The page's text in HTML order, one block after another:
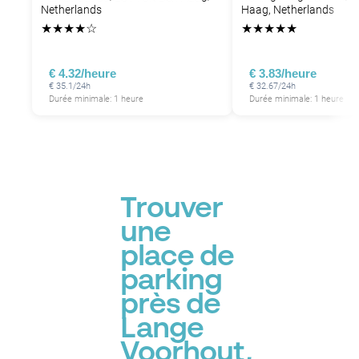
Netherlands
★★★★☆
€ 4.32/heure
€ 35.1/24h
Durée minimale: 1 heure
Haag, Netherlands
★★★★★
€ 3.83/heure
€ 32.67/24h
Durée minimale: 1 heure
Trouver
une
place de
parking
près de
Lange